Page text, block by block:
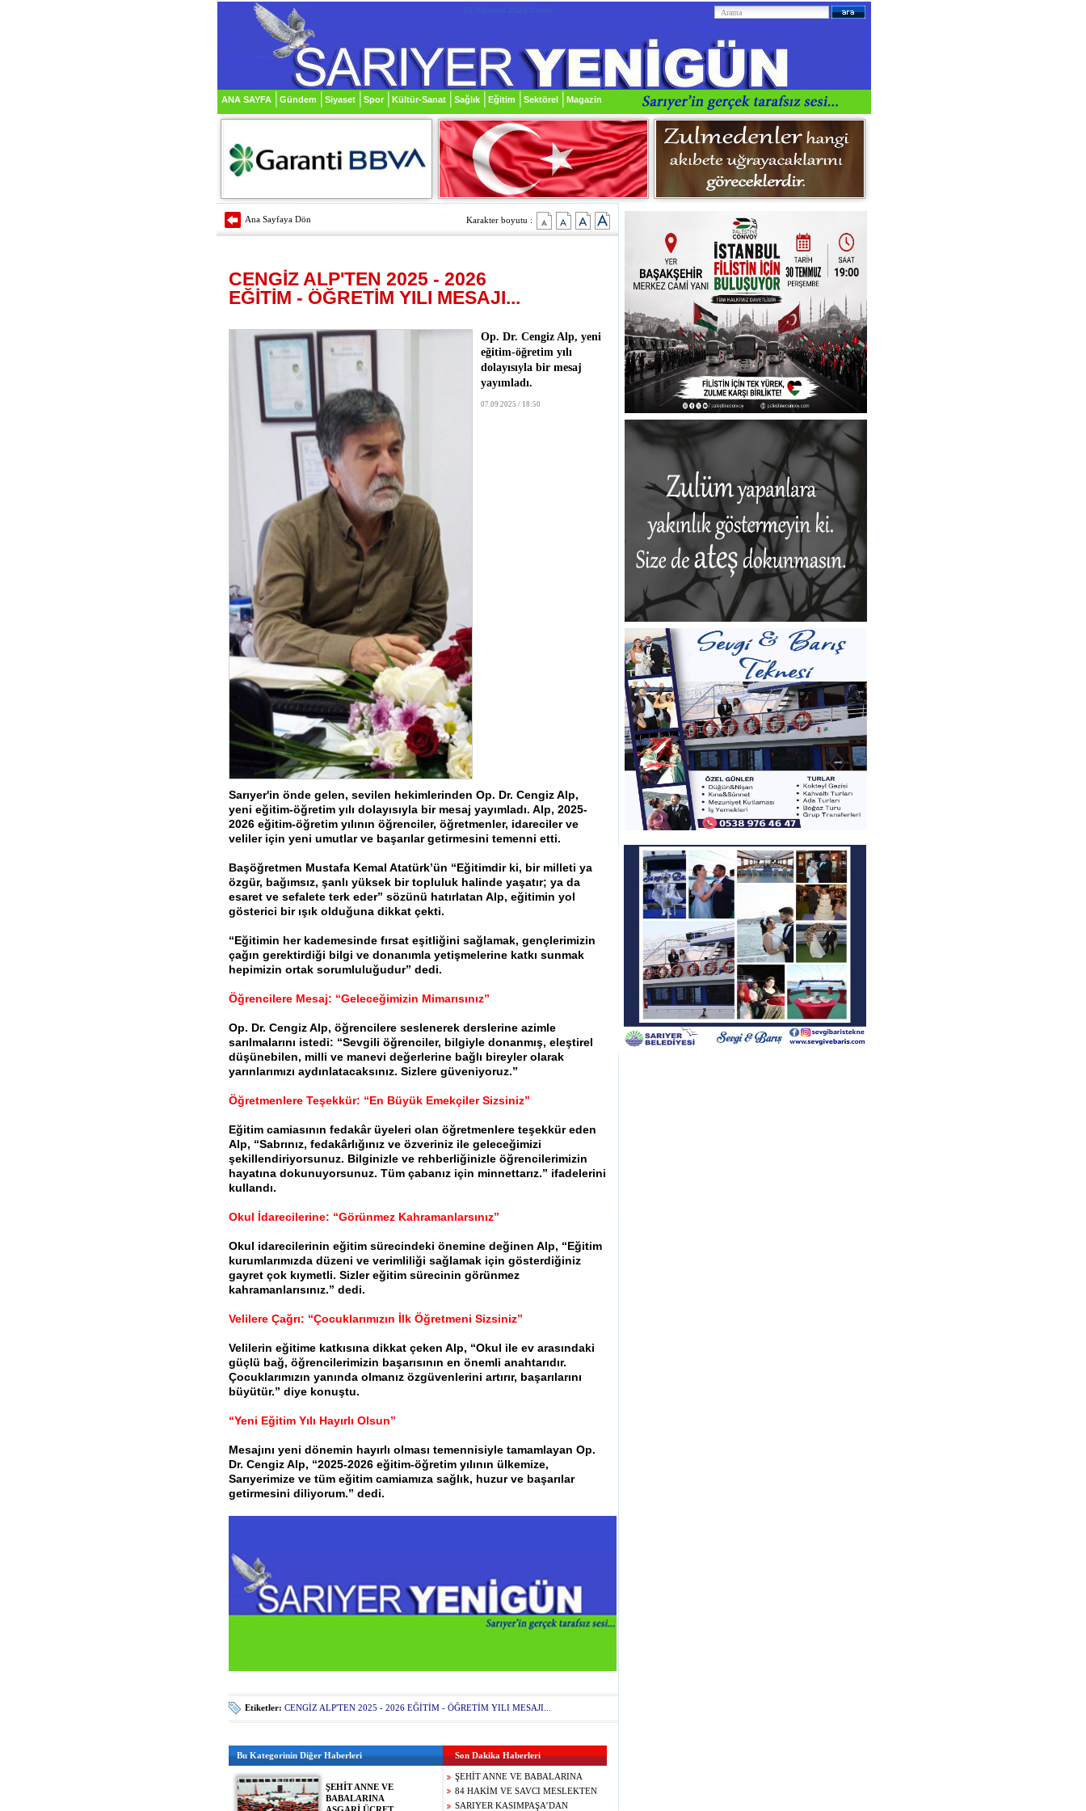
07 Ağustos 2026 Cuma
ANA SAYFA Gündem Siyaset Spor Kültür-Sanat Sağlık Eğitim Sektörel Magazin
Ana Sayfaya Dön Karakter boyutu :
CENGİZ ALP'TEN 2025 - 2026
EĞİTİM - ÖĞRETİM YILI MESAJI...
Op. Dr. Cengiz Alp, yeni
eğitim-öğretim yılı
dolayısıyla bir mesaj
yayımladı.
07.09.2025 / 18:50
Sarıyer'in önde gelen, sevilen hekimlerinden Op. Dr. Cengiz Alp,
yeni eğitim-öğretim yılı dolayısıyla bir mesaj yayımladı. Alp, 2025-
2026 eğitim-öğretim yılının öğrenciler, öğretmenler, idareciler ve
veliler için yeni umutlar ve başarılar getirmesini temenni etti.
Başöğretmen Mustafa Kemal Atatürk’ün “Eğitimdir ki, bir milleti ya
özgür, bağımsız, şanlı yüksek bir topluluk halinde yaşatır; ya da
esaret ve sefalete terk eder” sözünü hatırlatan Alp, eğitimin yol
gösterici bir ışık olduğuna dikkat çekti.
“Eğitimin her kademesinde fırsat eşitliğini sağlamak, gençlerimizin
çağın gerektirdiği bilgi ve donanımla yetişmelerine katkı sunmak
hepimizin ortak sorumluluğudur” dedi.
Öğrencilere Mesaj: “Geleceğimizin Mimarısınız”
Op. Dr. Cengiz Alp, öğrencilere seslenerek derslerine azimle
sarılmalarını istedi: “Sevgili öğrenciler, bilgiyle donanmış, eleştirel
düşünebilen, milli ve manevi değerlerine bağlı bireyler olarak
yarınlarımızı aydınlatacaksınız. Sizlere güveniyoruz.”
Öğretmenlere Teşekkür: “En Büyük Emekçiler Sizsiniz”
Eğitim camiasının fedakâr üyeleri olan öğretmenlere teşekkür eden
Alp, “Sabrınız, fedakârlığınız ve özveriniz ile geleceğimizi
şekillendiriyorsunuz. Bilginizle ve rehberliğinizle öğrencilerimizin
hayatına dokunuyorsunuz. Tüm çabanız için minnettarız.” ifadelerini
kullandı.
Okul İdarecilerine: “Görünmez Kahramanlarsınız”
Okul idarecilerinin eğitim sürecindeki önemine değinen Alp, “Eğitim
kurumlarımızda düzeni ve verimliliği sağlamak için gösterdiğiniz
gayret çok kıymetli. Sizler eğitim sürecinin görünmez
kahramanlarısınız.” dedi.
Velilere Çağrı: “Çocuklarımızın İlk Öğretmeni Sizsiniz”
Velilerin eğitime katkısına dikkat çeken Alp, “Okul ile ev arasındaki
güçlü bağ, öğrencilerimizin başarısının en önemli anahtarıdır.
Çocuklarımızın yanında olmanız özgüvenlerini artırır, başarılarını
büyütür.” diye konuştu.
“Yeni Eğitim Yılı Hayırlı Olsun”
Mesajını yeni dönemin hayırlı olması temennisiyle tamamlayan Op.
Dr. Cengiz Alp, “2025-2026 eğitim-öğretim yılının ülkemize,
Sarıyerimize ve tüm eğitim camiamıza sağlık, huzur ve başarılar
getirmesini diliyorum.” dedi.
Etiketler: CENGİZ ALP'TEN 2025 - 2026 EĞİTİM - ÖĞRETİM YILI MESAJI...
Bu Kategorinin Diğer Haberleri
ŞEHİT ANNE VE
BABALARINA
Son Dakika Haberleri
ŞEHİT ANNE VE BABALARINA
ASGARİ ÜCRET GÜVENCESİ:
GAZİLERE YENİ HAKLAR
84 HAKİM VE SAVCI MESLEKTEN
MEN EDİLDİ!
SARIYER KASIMPAŞA’DAN